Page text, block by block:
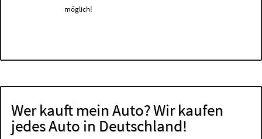
möglich!
Wer kauft mein Auto? Wir kaufen
jedes Auto in Deutschland!